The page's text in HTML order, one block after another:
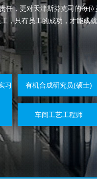
任，更对天津斯芬克司的每
，只有员工的成功，才能成
习 有机合成研究员(硕士)
车间工艺工程师